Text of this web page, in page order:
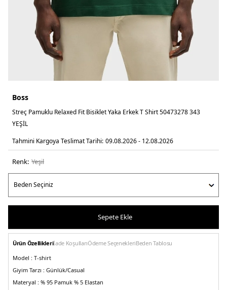
Boss
Streç Pamuklu Relaxed Fit Bisiklet Yaka Erkek T Shirt 50473278 343
YEŞİL
Tahmini Kargoya Teslimat Tarihi: 09.08.2026 - 12.08.2026
Renk: yeşi̇l
Sepete Ekle
Ürün Özellikleriİade KoşullarıÖdeme SeçenekleriBeden Tablosu
Model : T-shirt
Giyim Tarzı : Günlük/Casual
Materyal : % 95 Pamuk % 5 Elastan